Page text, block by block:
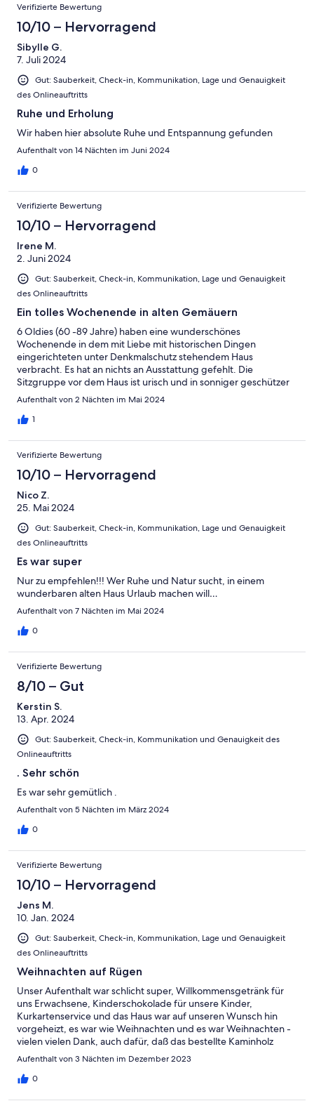
Verifizierte Bewertung
10/10 – Hervorragend
Sibylle G.
7. Juli 2024
Gut: Sauberkeit, Check-in, Kommunikation, Lage und Genauigkeit
des Onlineauftritts
Ruhe und Erholung
Wir haben hier absolute Ruhe und Entspannung gefunden
Aufenthalt von 14 Nächten im Juni 2024
0
Verifizierte Bewertung
10/10 – Hervorragend
Irene M.
2. Juni 2024
Gut: Sauberkeit, Check-in, Kommunikation, Lage und Genauigkeit
des Onlineauftritts
Ein tolles Wochenende in alten Gemäuern
6 Oldies (60 -89 Jahre) haben eine wunderschönes
Wochenende in dem mit Liebe mit historischen Dingen
eingerichteten unter Denkmalschutz stehendem Haus
verbracht. Es hat an nichts an Ausstattung gefehlt. Die
Sitzgruppe vor dem Haus ist urisch und in sonniger geschützer
Gartenlage gelegen.
Aufenthalt von 2 Nächten im Mai 2024
1
Verifizierte Bewertung
10/10 – Hervorragend
Nico Z.
25. Mai 2024
Gut: Sauberkeit, Check-in, Kommunikation, Lage und Genauigkeit
des Onlineauftritts
Es war super
Nur zu empfehlen!!! Wer Ruhe und Natur sucht, in einem
wunderbaren alten Haus Urlaub machen will…
Aufenthalt von 7 Nächten im Mai 2024
0
Verifizierte Bewertung
8/10 – Gut
Kerstin S.
13. Apr. 2024
Gut: Sauberkeit, Check-in, Kommunikation und Genauigkeit des
Onlineauftritts
. Sehr schön
Es war sehr gemütlich .
Aufenthalt von 5 Nächten im März 2024
0
Verifizierte Bewertung
10/10 – Hervorragend
Jens M.
10. Jan. 2024
Gut: Sauberkeit, Check-in, Kommunikation, Lage und Genauigkeit
des Onlineauftritts
Weihnachten auf Rügen
Unser Aufenthalt war schlicht super, Willkommensgetränk für
uns Erwachsene, Kinderschokolade für unsere Kinder,
Kurkartenservice und das Haus war auf unseren Wunsch hin
vorgeheizt, es war wie Weihnachten und es war Weihnachten -
vielen vielen Dank, auch dafür, daß das bestellte Kaminholz
griffbereit draußen vor der Haustür gestapelt war. Wer jemals
Meer, Himmel und Wintersonne am Strand wissen. Und wer in
Aufenthalt von 3 Nächten im Dezember 2023
0